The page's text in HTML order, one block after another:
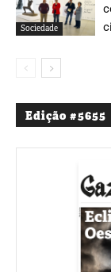
Sociedade
Edição #5655